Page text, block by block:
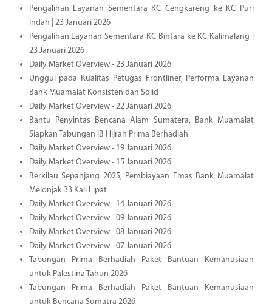
Pengalihan Layanan Sementara KC Cengkareng ke KC Puri
Indah | 23 Januari 2026
Pengalihan Layanan Sementara KC Bintara ke KC Kalimalang |
23 Januari 2026
Daily Market Overview - 23 Januari 2026
Unggul pada Kualitas Petugas Frontliner, Performa Layanan
Bank Muamalat Konsisten dan Solid
Daily Market Overview - 22 Januari 2026
Bantu Penyintas Bencana Alam Sumatera, Bank Muamalat
Siapkan Tabungan iB Hijrah Prima Berhadiah
Daily Market Overview - 19 Januari 2026
Daily Market Overview - 15 Januari 2026
Berkilau Sepanjang 2025, Pembiayaan Emas Bank Muamalat
Melonjak 33 Kali Lipat
Daily Market Overview - 14 Januari 2026
Daily Market Overview - 09 Januari 2026
Daily Market Overview - 08 Januari 2026
Daily Market Overview - 07 Januari 2026
Tabungan Prima Berhadiah Paket Bantuan Kemanusiaan
untuk Palestina Tahun 2026
Tabungan Prima Berhadiah Paket Bantuan Kemanusiaan
untuk Bencana Sumatra 2026